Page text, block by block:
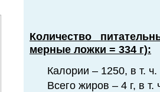
Количество
мерные ложки = 334 г):
Калории – 1250, в т.
Всего жиров – 4 г, в